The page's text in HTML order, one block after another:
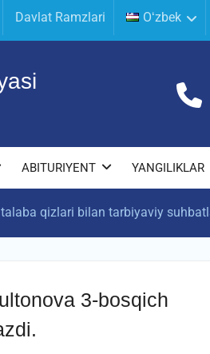
Davlat Ramzlari Oʻzbek
ABITURIYENT YANGILIKLAR
qizlari bilan tarbiyaviy
3-bosqich